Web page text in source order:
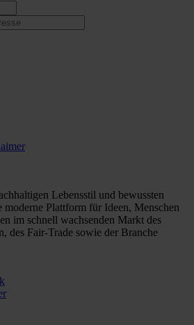
Lebensstil und bewussten
moderne Plattform für Ideen, Menschen
im schnell wachsenden Markt des
des Fair-Trade sowie der Branche